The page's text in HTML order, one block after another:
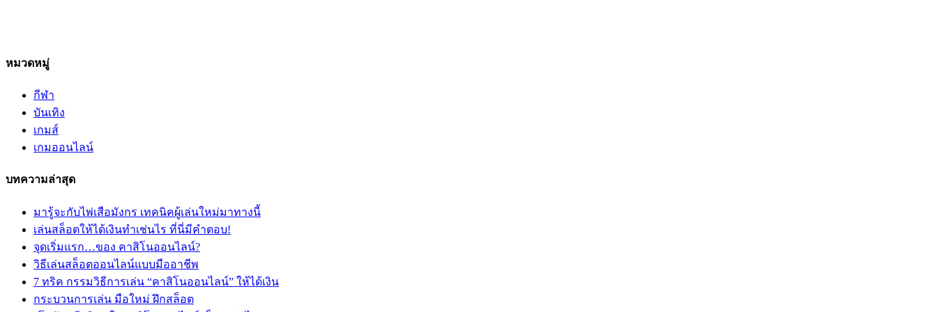
หมวดหมู่
กีฬา
บันเทิง
เกมส์
เกมออนไลน์
บทความล่าสุด
มารู้จะกับไพ่เสือมังกร เทคนิคผู้เล่นใหม่มาทางนี้
เล่นสล็อตให้ได้เงินทำเช่นไร ที่นี่มีคำตอบ!
จุดเริ่มแรก…ของ คาสิโนออนไลน์?
วิธีเล่นสล็อตออนไลน์แบบมืออาชีพ
7 ทริค กรรมวิธีการเล่น “คาสิโนออนไลน์” ให้ได้เงิน
กระบวนการเล่น มือใหม่ ฝึกสล็อต